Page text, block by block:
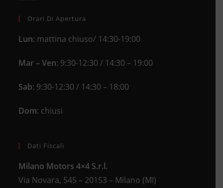
Orari Di Apertura
Lun: mattina chiuso/ 14:30-19:00
Mar – Ven: 9:30-12:30 / 14:30 – 19:00
Sab: 9:30-12:30 / 14:30 – 18:00
Dom: chiusi
Dati Fiscali
Milano Motors 4×4 S.r.l.
Via Novara, 545 – 20153 – Milano (MI)